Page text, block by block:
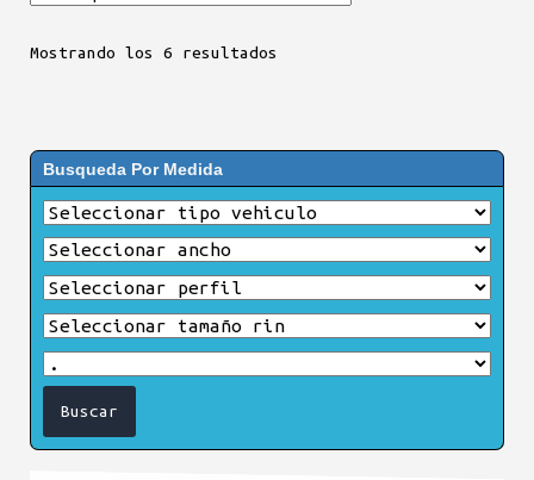
Mostrando los 6 resultados
Busqueda Por Medida